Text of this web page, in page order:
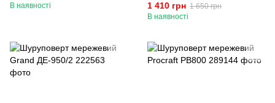
В наявності 1 410 грн 1 650 грн
В наявності